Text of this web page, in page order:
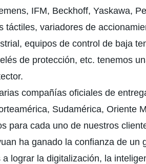
IFM, Beckhoff, Yaskawa,
táctiles, variadores de
equipos de control de baja
de protección, etc. tenemos
compañías oficiales de
Sudamérica, Oriente
para cada uno de nuestros
ha ganado la confianza de
lograr la digitalización, la